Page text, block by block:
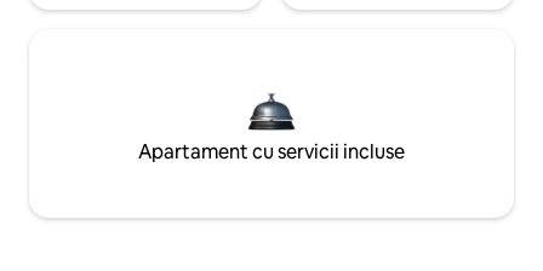
Apartament cu servicii incluse